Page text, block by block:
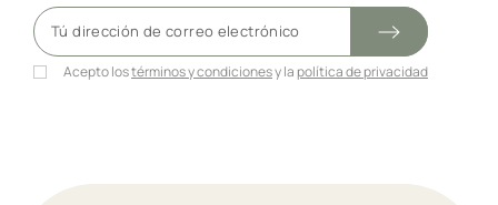
Acepto lostérminos y condicionesy la política de privacidad